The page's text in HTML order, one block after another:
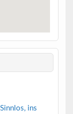
ins